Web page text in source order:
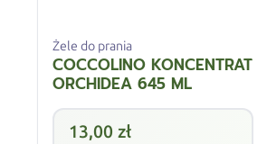
Żele do prania
COCCOLINO KONCENTRAT
ORCHIDEA 645 ML
13,00 zł